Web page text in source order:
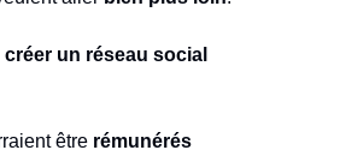
créer un réseau social
être rémunérés